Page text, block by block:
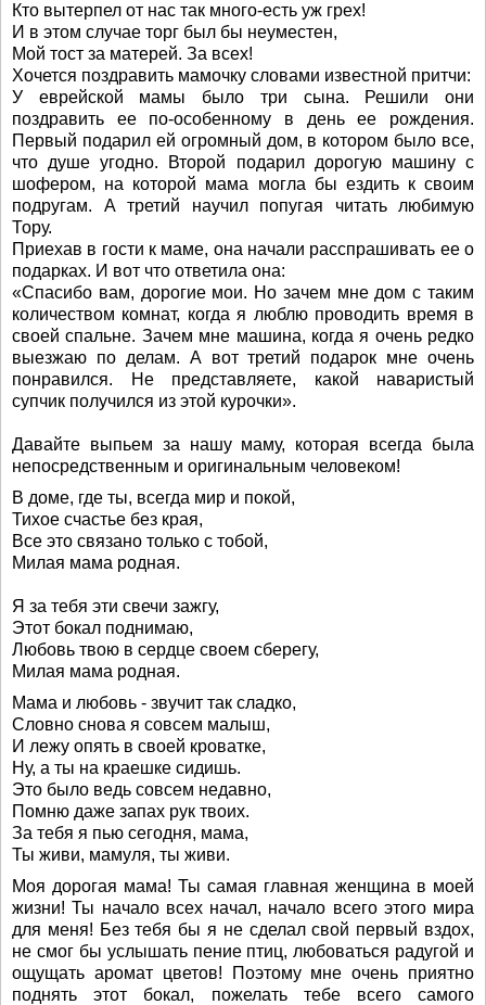
Кто вытерпел от нас так много-есть уж грех!
И в этом случае торг был бы неуместен,
Мой тост за матерей. За всех!
Хочется поздравить мамочку словами известной притчи:
У еврейской мамы было три сына. Решили они
поздравить ее по-особенному в день ее рождения.
Первый подарил ей огромный дом, в котором было все,
что душе угодно. Второй подарил дорогую машину с
шофером, на которой мама могла бы ездить к своим
подругам. А третий научил попугая читать любимую
Тору.
Приехав в гости к маме, она начали расспрашивать ее о
подарках. И вот что ответила она:
«Спасибо вам, дорогие мои. Но зачем мне дом с таким
количеством комнат, когда я люблю проводить время в
своей спальне. Зачем мне машина, когда я очень редко
выезжаю по делам. А вот третий подарок мне очень
понравился. Не представляете, какой наваристый
супчик получился из этой курочки».
Давайте выпьем за нашу маму, которая всегда была
непосредственным и оригинальным человеком!
В доме, где ты, всегда мир и покой,
Тихое счастье без края,
Все это связано только с тобой,
Милая мама родная.
Я за тебя эти свечи зажгу,
Этот бокал поднимаю,
Любовь твою в сердце своем сберегу,
Милая мама родная.
Мама и любовь - звучит так сладко,
Словно снова я совсем малыш,
И лежу опять в своей кроватке,
Ну, а ты на краешке сидишь.
Это было ведь совсем недавно,
Помню даже запах рук твоих.
За тебя я пью сегодня, мама,
Ты живи, мамуля, ты живи.
Моя дорогая мама! Ты самая главная женщина в моей
жизни! Ты начало всех начал, начало всего этого мира
для меня! Без тебя бы я не сделал свой первый вздох,
не смог бы услышать пение птиц, любоваться радугой и
ощущать аромат цветов! Поэтому мне очень приятно
поднять этот бокал, пожелать тебе всего самого